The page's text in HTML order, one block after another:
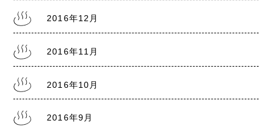
2016年12月
2016年11月
2016年10月
2016年9月